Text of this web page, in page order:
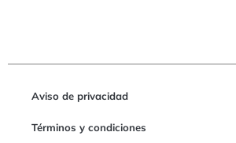
Aviso de privacidad
Términos y condiciones